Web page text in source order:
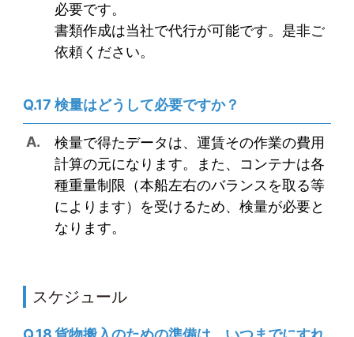
必要です。
書類作成は当社で代行が可能です。是非ご
依頼ください。
検量はどうして必要ですか？
検量で得たデータは、運賃その作業の費用
計算の元になります。また、コンテナは各
種重量制限（本船左右のバランスを取る等
によります）を受けるため、検量が必要と
なります。
スケジュール